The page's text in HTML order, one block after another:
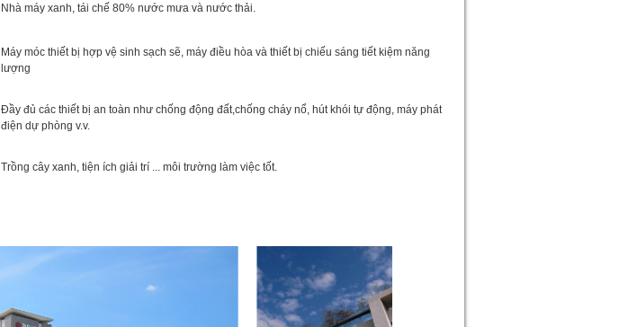
Nhà máy xanh, tái chế 80% nước mưa và nước thải.
Máy móc thiết bị hợp vệ sinh sạch sẽ, máy điều hòa và thiết bị chiếu sáng tiết kiệm năng
lượng
Đầy đủ các thiết bị an toàn như chống động đất,chống cháy nổ, hút khói tự động, máy phát
điện dự phòng v.v.
Trồng cây xanh, tiện ích giải trí ... môi trường làm việc tốt.